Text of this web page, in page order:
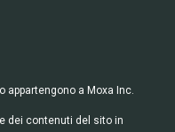
appartengono a Moxa Inc.
dei contenuti del sito in